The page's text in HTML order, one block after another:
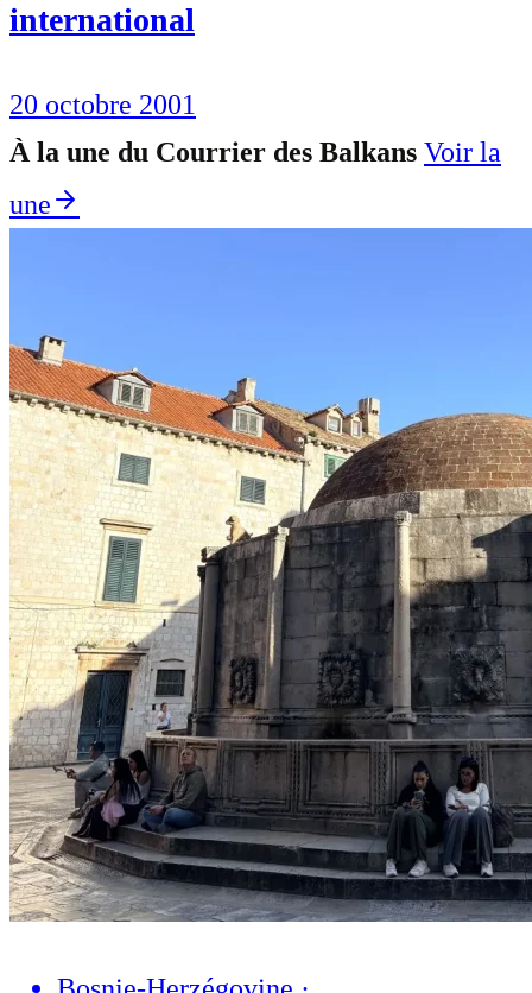
international
20 octobre 2001
À la une du Courrier des Balkans Voir la
une